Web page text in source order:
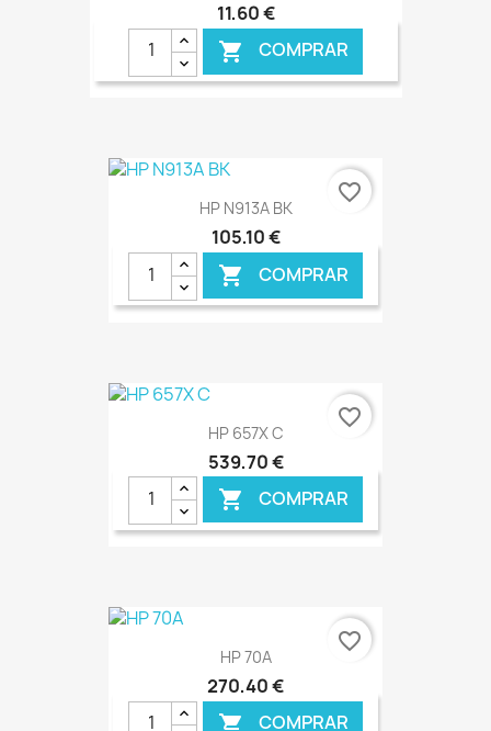
11,60 €
 COMPRAR
€ ONLINE
HP N913A BK
105,10 €
 COMPRAR
€ ONLINE
favorite_border
HP 657X C
539,70 €
 COMPRAR
€ ONLINE
favorite_border
HP 70A
270,40 €
 COMPRAR
favorite_border